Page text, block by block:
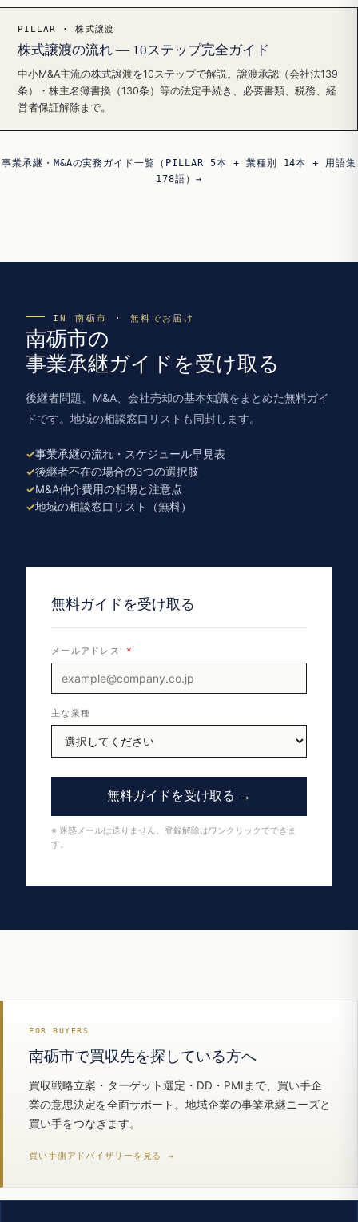
PILLAR · 株式譲渡
株式譲渡の流れ — 10ステップ完全ガイド
中小M&A主流の株式譲渡を10ステップで解説。譲渡承認（会社法139
条）・株主名簿書換（130条）等の法定手続き、必要書類、税務、経
営者保証解除まで。
事業承継・M&Aの実務ガイド一覧（PILLAR 5本 + 業種別 14本 + 用語集
178語）→
IN 南砺市 · 無料でお届け
南砺市の
事業承継ガイドを受け取る
後継者問題、M&A、会社売却の基本知識をまとめた無料ガイ
ドです。地域の相談窓口リストも同封します。
事業承継の流れ・スケジュール早見表
後継者不在の場合の3つの選択肢
M&A仲介費用の相場と注意点
地域の相談窓口リスト（無料）
無料ガイドを受け取る
メールアドレス *
主な業種
無料ガイドを受け取る →
※ 迷惑メールは送りません。登録解除はワンクリックでできま
す。
FOR BUYERS
南砺市で買収先を探している方へ
買収戦略立案・ターゲット選定・DD・PMIまで、買い手企
業の意思決定を全面サポート。地域企業の事業承継ニーズと
買い手をつなぎます。
買い手側アドバイザリーを見る →